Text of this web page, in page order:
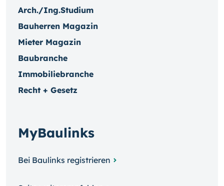
Arch./Ing.Studium
Bauherren Magazin
Mieter Magazin
Baubranche
Immobiliebranche
Recht + Gesetz
MyBaulinks
Bei Baulinks registrieren